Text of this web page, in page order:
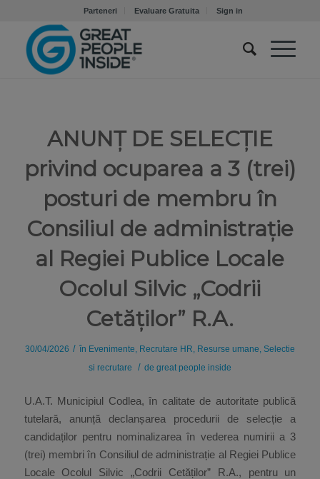
Parteneri Evaluare Gratuita Sign in
ANUNȚ DE SELECȚIE
privind ocuparea a 3 (trei)
posturi de membru în
Consiliul de administrație
al Regiei Publice Locale
Ocolul Silvic „Codrii
Cetăților” R.A.
30/04/2026 / în Evenimente, Recrutare HR, Resurse umane, Selectie
si recrutare
/ de great people inside
U.A.T. Municipiul Codlea, în calitate de autoritate publică
tutelară, anunță declanșarea procedurii de selecție a
candidaților pentru nominalizarea în vederea numirii a 3
(trei) membri în Consiliul de administrație al Regiei Publice
Locale Ocolul Silvic „Codrii Cetăților” R.A., pentru un